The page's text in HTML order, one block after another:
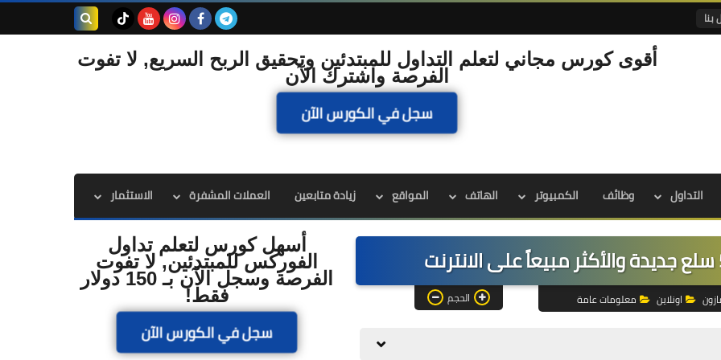
بنا
أقوى كورس مجاني لتعلم التداول للمبتدئين وتحقيق الربح السريع, لا تفوت
الفرصة واشترك الآن
سجل في الكورس الآن
التداول وظائف الكمبيوتر الهاتف المواقع زيادة متابعين العملات المشفرة الاستثمار
اونلاين معلومات عامة الحجم
أسهل كورس لتعلم تداول
الفوركس للمبتدئين, لا تفوت
الفرصة وسجل الآن بـ 150 دولار
فقط!
سجل في الكورس الآن